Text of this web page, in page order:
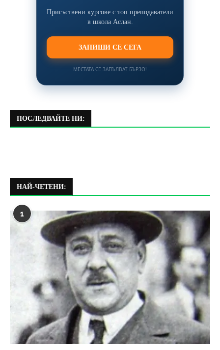
Присъствени курсове с топ преподаватели
в школа Аслан.
ЗАПИШИ СЕ СЕГА
МЕСТАТА СЕ ЗАПЪЛВАТ БЪРЗО!
ПОСЛЕДВАЙТЕ НИ:
НАЙ-ЧЕТЕНИ:
1